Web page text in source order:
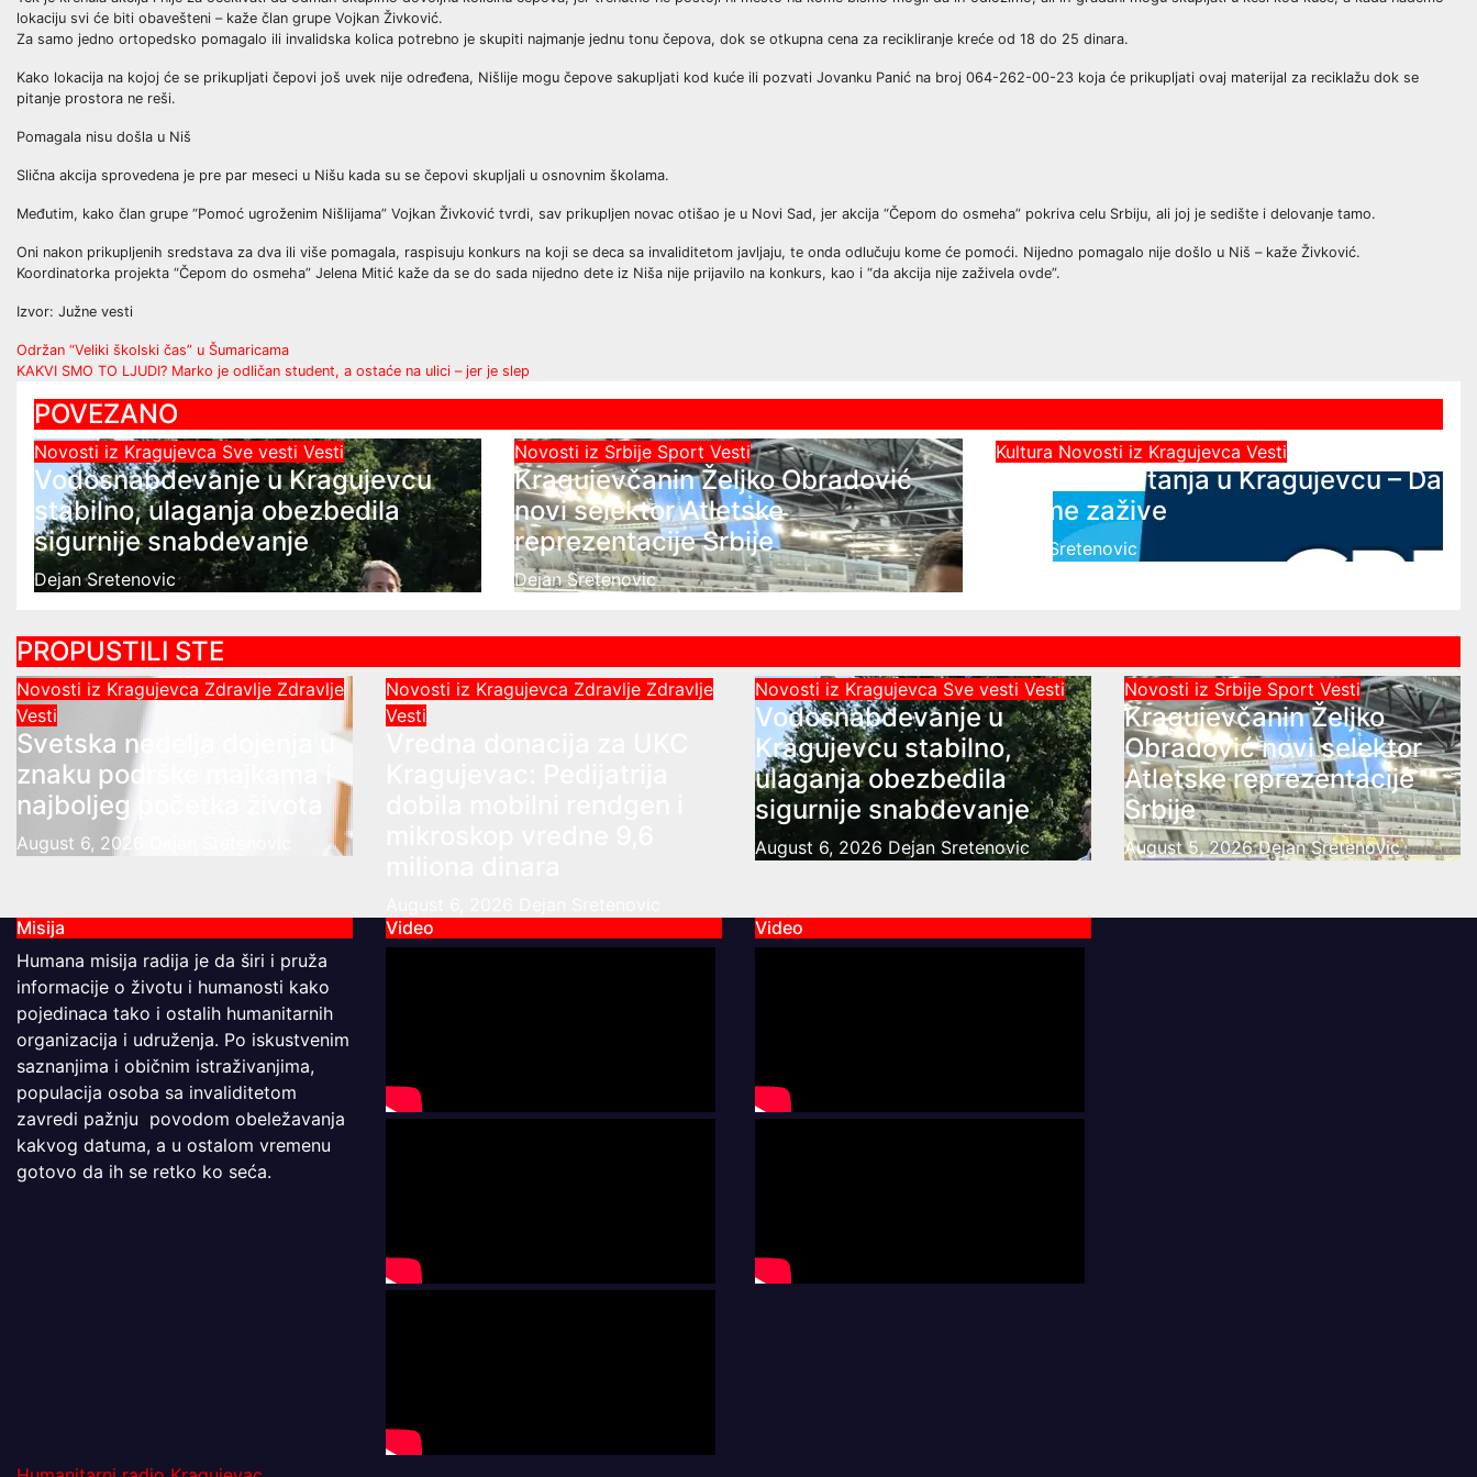
lokaciju svi će biti obavešteni – kaže član grupe Vojkan Živković.
Za samo jedno ortopedsko pomagalo ili invalidska kolica potrebno je skupiti najmanje jednu tonu čepova, dok se otkupna cena za recikliranje kreće od 18 do 25 dinara.
Kako lokacija na kojoj će se prikupljati čepovi još uvek nije određena, Nišlije mogu čepove sakupljati kod kuće ili pozvati Jovanku Panić na broj 064-262-00-23 koja će prikupljati ovaj materijal za reciklažu dok se
pitanje prostora ne reši.
Pomagala nisu došla u Niš
Slična akcija sprovedena je pre par meseci u Nišu kada su se čepovi skupljali u osnovnim školama.
Međutim, kako član grupe “Pomoć ugroženim Nišlijama” Vojkan Živković tvrdi, sav prikupljen novac otišao je u Novi Sad, jer akcija “Čepom do osmeha” pokriva celu Srbiju, ali joj je sedište i delovanje tamo.
Oni nakon prikupljenih sredstava za dva ili više pomagala, raspisuju konkurs na koji se deca sa invaliditetom javljaju, te onda odlučuju kome će pomoći. Nijedno pomagalo nije došlo u Niš – kaže Živković.
Koordinatorka projekta “Čepom do osmeha” Jelena Mitić kaže da se do sada nijedno dete iz Niša nije prijavilo na konkurs, kao i “da akcija nije zaživela ovde”.
Izvor: Južne vesti
Post
navigation
Održan “Veliki školski čas” u Šumaricama
KAKVI SMO TO LJUDI? Marko je odličan student, a ostaće na ulici – jer je slep
POVEZANO
Novosti iz Kragujevca Sve vesti Vesti
Vodosnabdevanje u Kragujevcu
stabilno, ulaganja obezbedila
sigurnije snabdevanje
Dejan Sretenovic
Novosti iz Srbije SportVesti
Kragujevčanin Željko Obradović
novi selektor Atletske
reprezentacije Srbije
Dejan Sretenovic
Kultura Novosti iz Kragujevca Vesti
Javni čas crtanja u Kragujevcu – Da
česme zažive
Dejan Sretenovic
PROPUSTILI STE
Novosti iz Kragujevca Zdravlje Zdravlje
Vesti
Svetska nedelja dojenja u
znaku podrške majkama i
najboljeg početka života
August 6, 2026
Novosti iz Kragujevca Zdravlje Zdravlje
Vesti
Novosti iz Kragujevca Sve vesti Vesti
Vodosnabdevanje u
Kragujevcu stabilno,
ulaganja obezbedila
sigurnije snabdevanje
August 6, 2026 Dejan Sretenovic
Novosti iz Srbije Sport Vesti
Kragujevčanin Željko
Obradović novi selektor
Atletske reprezentacije
Srbije
August 5, 2026Dejan Sretenovic
Misija
Humana misija radija je da širi i pruža
informacije o životu i humanosti kako
pojedinaca tako i ostalih humanitarnih
organizacija i udruženja. Po iskustvenim
saznanjima i običnim istraživanjima,
populacija osoba sa invaliditetom
zavredi pažnju povodom obeležavanja
kakvog datuma, a u ostalom vremenu
gotovo da ih se retko ko seća.
Video Video